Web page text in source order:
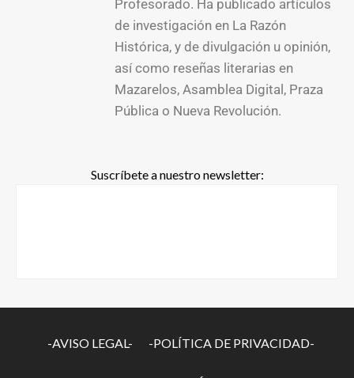
Profesorado. Ha publicado artículos
de investigación en La Razón
Histórica, y de divulgación u opinión,
así como reseñas literarias en
Mazarelos, Asamblea Digital, Praza
Pública o Nueva Revolución.
Suscríbete a nuestro newsletter:
-AVISO LEGAL- -POLÍTICA DE PRIVACIDAD-